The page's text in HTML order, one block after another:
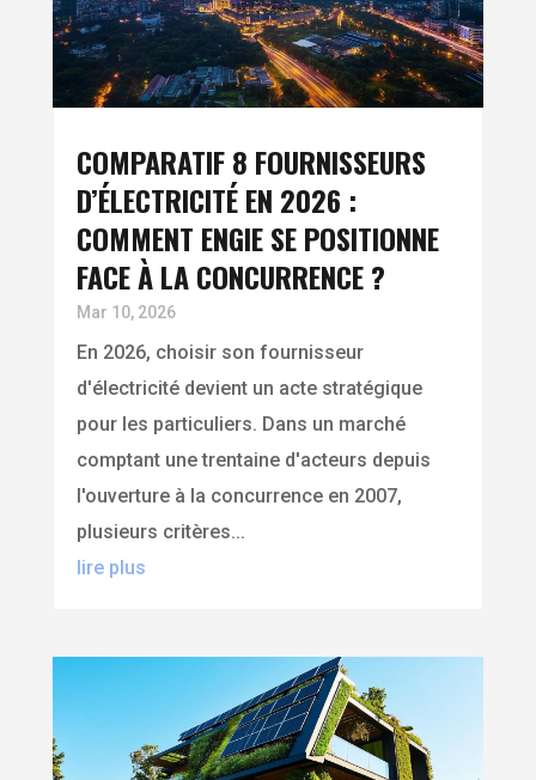
COMPARATIF 8 FOURNISSEURS
D’ÉLECTRICITÉ EN 2026 :
COMMENT ENGIE SE POSITIONNE
FACE À LA CONCURRENCE ?
Mar 10, 2026
En 2026, choisir son fournisseur
d'électricité devient un acte stratégique
pour les particuliers. Dans un marché
comptant une trentaine d'acteurs depuis
l'ouverture à la concurrence en 2007,
plusieurs critères...
lire plus